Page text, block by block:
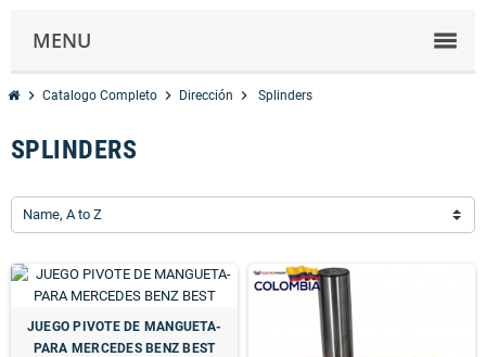
MENU
chevron_right Catalogo Completo chevron_right Dirección chevron_right Splinders
SPLINDERS
Name, A to Z
JUEGO PIVOTE DE MANGUETA-
PARA MERCEDES BENZ BEST